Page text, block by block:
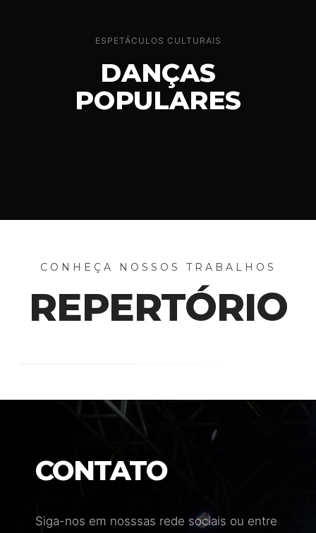
ESPETÁCULOS CULTURAIS
DANÇAS
POPULARES
CONHEÇA NOSSOS TRABALHOS
REPERTÓRIO
CONTATO
Siga-nos em nosssas rede sociais ou entre